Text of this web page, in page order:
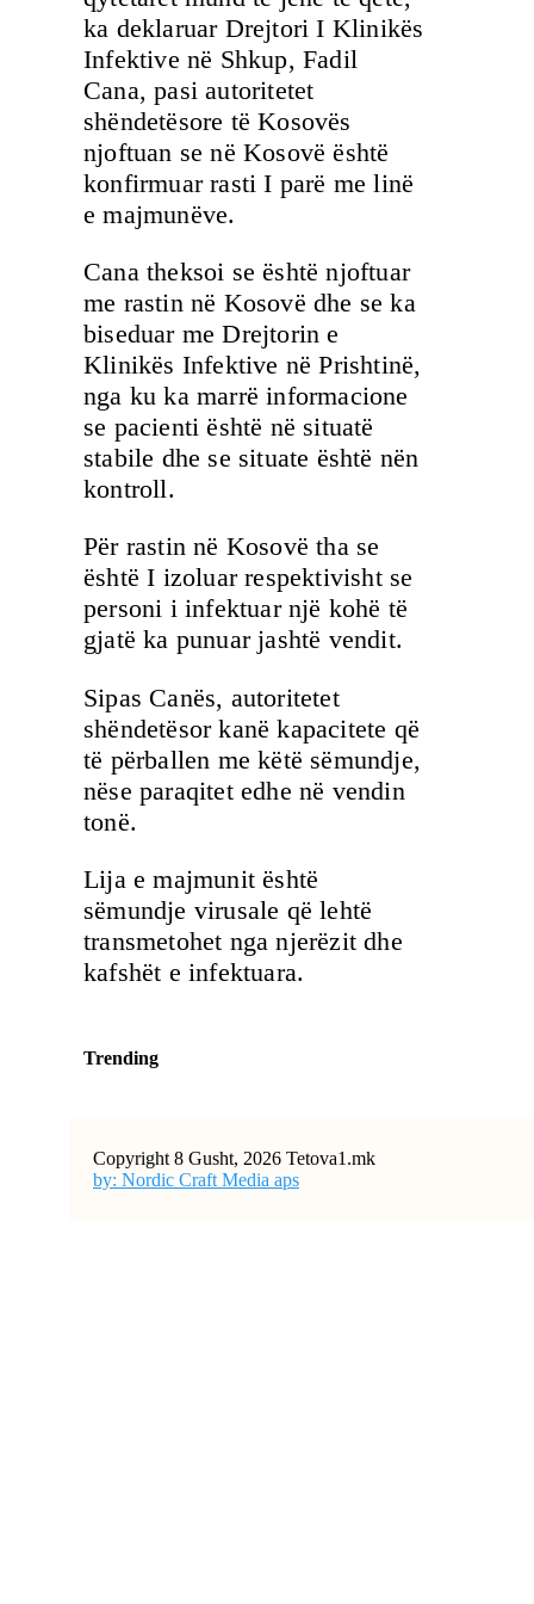
ka deklaruar Drejtori I Klinikës
Infektive në Shkup, Fadil
Cana, pasi autoritetet
shëndetësore të Kosovës
njoftuan se në Kosovë është
konfirmuar rasti I parë me linë
e majmunëve.
Cana theksoi se është njoftuar
me rastin në Kosovë dhe se ka
biseduar me Drejtorin e
Klinikës Infektive në Prishtinë,
nga ku ka marrë informacione
se pacienti është në situatë
stabile dhe se situate është nën
kontroll.
Për rastin në Kosovë tha se
është I izoluar respektivisht se
personi i infektuar një kohë të
gjatë ka punuar jashtë vendit.
Sipas Canës, autoritetet
shëndetësor kanë kapacitete që
të përballen me këtë sëmundje,
nëse paraqitet edhe në vendin
tonë.
Lija e majmunit është
sëmundje virusale që lehtë
transmetohet nga njerëzit dhe
kafshët e infektuara.
Trending
Copyright 8 Gusht, 2026 Tetova1.mk
by: Nordic Craft Media aps